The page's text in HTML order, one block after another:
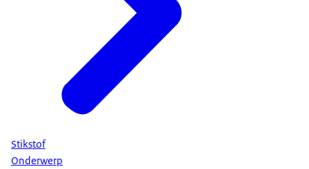
Stikstof
Onderwerp